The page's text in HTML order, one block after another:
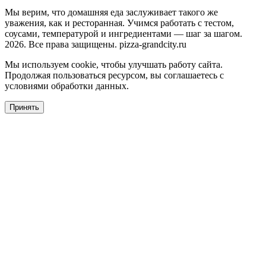
Мы верим, что домашняя еда заслуживает такого же
уважения, как и ресторанная. Учимся работать с тестом,
соусами, температурой и ингредиентами — шаг за шагом.
2026. Все права защищены. pizza-grandcity.ru
Мы используем cookie, чтобы улучшать работу сайта.
Продолжая пользоваться ресурсом, вы соглашаетесь с
условиями обработки данных.
Принять